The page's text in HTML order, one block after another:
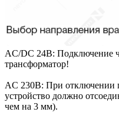
AC/DC 24В: Подключение
трансформатор!
AC 230В: При отключении
устройство должно
чем на 3 мм).